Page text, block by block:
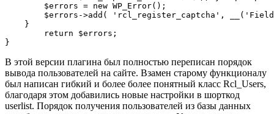
        $errors = new WP_Error();
$errors->add( 'rcl_register_captcha',
    }
}
В этой версии плагина был полностью переписан порядок
вывода пользователей на сайте. Взамен старому функционалу
был написан гибкий и более более понятный класс Rcl_Users,
благодаря этом добавились новые настройки в шорткод
userlist. Порядок получения пользователей из базы данных